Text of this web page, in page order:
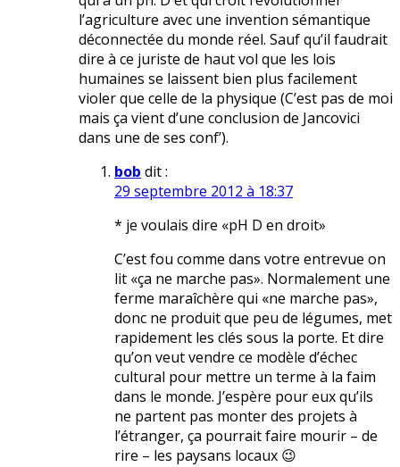
l’agriculture avec une invention sémantique
déconnectée du monde réel. Sauf qu’il faudrait
dire à ce juriste de haut vol que les lois
humaines se laissent bien plus facilement
violer que celle de la physique (C’est pas de moi
mais ça vient d’une conclusion de Jancovici
dans une de ses conf’).
bob dit :
29 septembre 2012 à 18:37
* je voulais dire «pH D en droit»
C’est fou comme dans votre entrevue on
lit «ça ne marche pas». Normalement une
ferme maraîchère qui «ne marche pas»,
donc ne produit que peu de légumes, met
rapidement les clés sous la porte. Et dire
qu’on veut vendre ce modèle d’échec
cultural pour mettre un terme à la faim
dans le monde. J’espère pour eux qu’ils
ne partent pas monter des projets à
l’étranger, ça pourrait faire mourir – de
rire – les paysans locaux 😉